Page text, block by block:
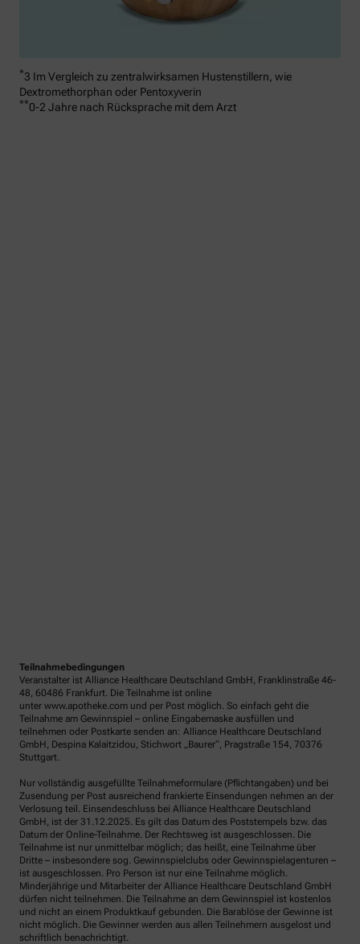
*3 Im Vergleich zu zentralwirksamen Hustenstillern, wie
Dextromethorphan oder Pentoxyverin
**0-2 Jahre nach Rücksprache mit dem Arzt
Teilnahmebedingungen
Veranstalter ist Alliance Healthcare Deutschland GmbH, Franklinstraße 46-
48, 60486 Frankfurt. Die Teilnahme ist online
unter www.apotheke.com und per Post möglich. So einfach geht die
Teilnahme am Gewinnspiel – online Eingabemaske ausfüllen und
teilnehmen oder Postkarte senden an: Alliance Healthcare Deutschland
GmbH, Despina Kalaitzidou, Stichwort „Baurer“, Pragstraße 154, 70376
Stuttgart.
Nur vollständig ausgefüllte Teilnahmeformulare (Pflichtangaben) und bei
Zusendung per Post ausreichend frankierte Einsendungen nehmen an der
Verlosung teil. Einsendeschluss bei Alliance Healthcare Deutschland
GmbH, ist der 31.12.2025. Es gilt das Datum des Poststempels bzw. das
Datum der Online-Teilnahme. Der Rechtsweg ist ausgeschlossen. Die
Teilnahme ist nur unmittelbar möglich; das heißt, eine Teilnahme über
Dritte – insbesondere sog. Gewinnspielclubs oder Gewinnspielagenturen –
ist ausgeschlossen. Pro Person ist nur eine Teilnahme möglich.
Minderjährige und Mitarbeiter der Alliance Healthcare Deutschland GmbH
dürfen nicht teilnehmen. Die Teilnahme an dem Gewinnspiel ist kostenlos
und nicht an einem Produktkauf gebunden. Die Barablöse der Gewinne ist
nicht möglich. Die Gewinner werden aus allen Teilnehmern ausgelost und
schriftlich benachrichtigt.